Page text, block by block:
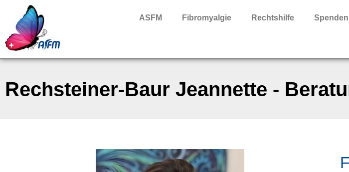
ASFM Fibromyalgie Rechtshilfe Spenden
Rechsteiner-Baur Jeannette -